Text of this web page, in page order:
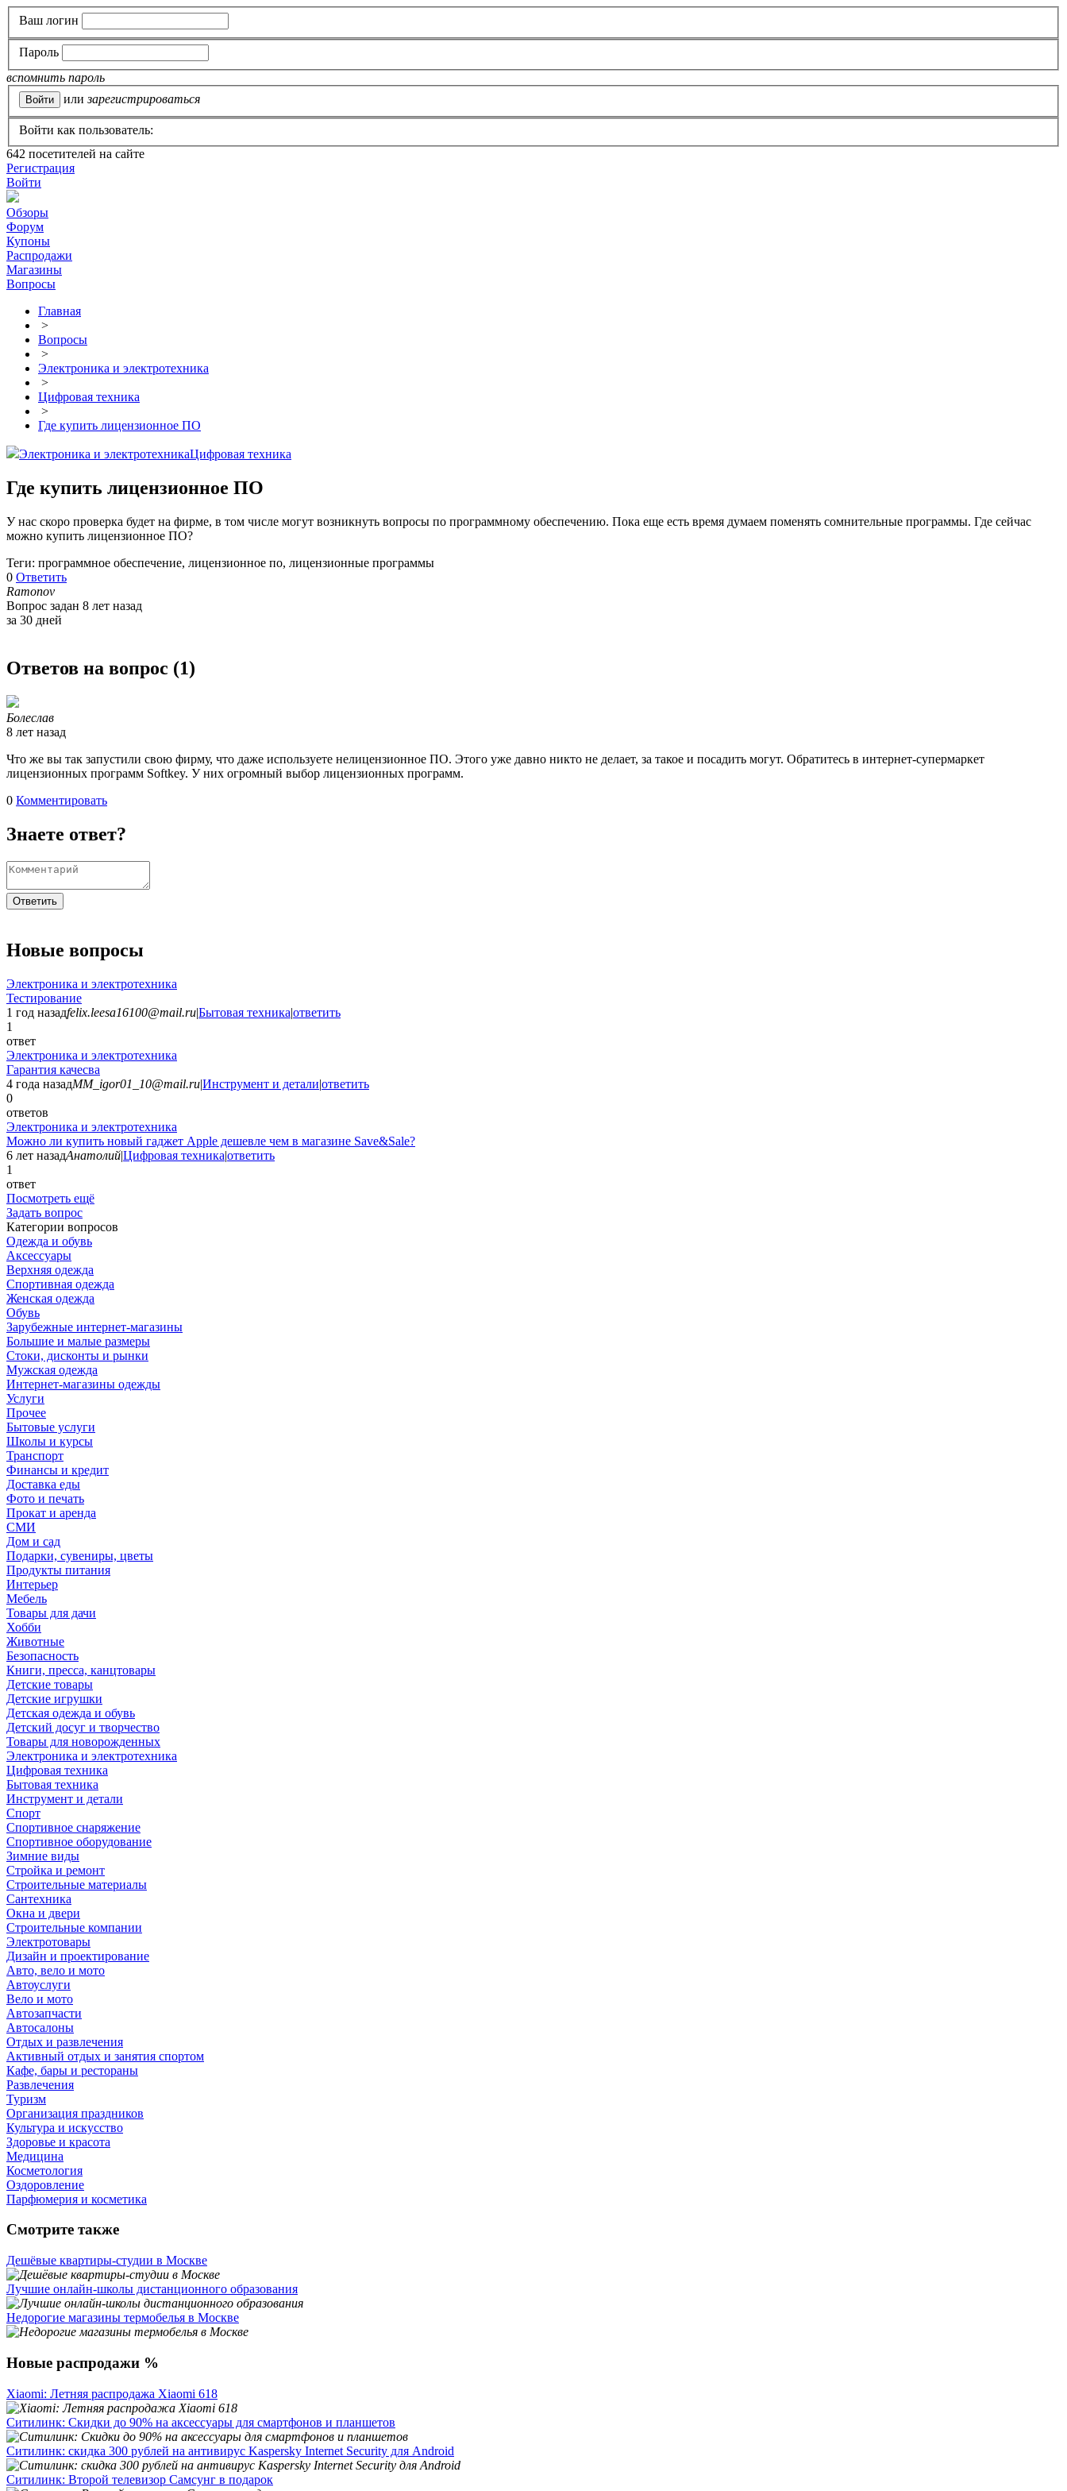
Ваш логин
Пароль
вспомнить пароль
или зарегистрироваться
Войти как пользователь:
642 посетителей на сайте
Регистрация
Войти
Обзоры
Форум
Купоны
Распродажи
Магазины
Вопросы
Главная
>
Вопросы
>
Электроника и электротехника
>
Цифровая техника
>
Где купить лицензионное ПО
Электроника и электротехникаЦифровая техника
Где купить лицензионное ПО
У нас скоро проверка будет на фирме, в том числе могут возникнуть вопросы по программному обеспечению. Пока еще есть время думаем поменять сомнительные программы. Где сейчас
можно купить лицензионное ПО?
Теги: программное обеспечение, лицензионное по, лицензионные программы
0 Ответить
Ramonov
Вопрос задан 8 лет назад
за 30 дней
Ответов на вопрос (1)
Болеслав
8 лет назад
Что же вы так запустили свою фирму, что даже используете нелицензионное ПО. Этого уже давно никто не делает, за такое и посадить могут. Обратитесь в интернет-супермаркет
лицензионных программ Softkey. У них огромный выбор лицензионных программ.
0 Комментировать
Знаете ответ?
Ответить
Новые вопросы
Электроника и электротехника
Тестирование
1 год назадfelix.leesa16100@mail.ru|Бытовая техника|ответить
1
ответ
Электроника и электротехника
Гарантия качесва
4 года назадMM_igor01_10@mail.ru|Инструмент и детали|ответить
0
ответов
Электроника и электротехника
Можно ли купить новый гаджет Apple дешевле чем в магазине Save&Sale?
6 лет назадАнатолий|Цифровая техника|ответить
1
ответ
Посмотреть ещё
Задать вопрос
Категории вопросов
Одежда и обувь
Аксессуары
Верхняя одежда
Спортивная одежда
Женская одежда
Обувь
Зарубежные интернет-магазины
Большие и малые размеры
Стоки, дисконты и рынки
Мужская одежда
Интернет-магазины одежды
Услуги
Прочее
Бытовые услуги
Школы и курсы
Транспорт
Финансы и кредит
Доставка еды
Фото и печать
Прокат и аренда
СМИ
Дом и сад
Подарки, сувениры, цветы
Продукты питания
Интерьер
Мебель
Товары для дачи
Хобби
Животные
Безопасность
Книги, пресса, канцтовары
Детские товары
Детские игрушки
Детская одежда и обувь
Детский досуг и творчество
Товары для новорожденных
Электроника и электротехника
Цифровая техника
Бытовая техника
Инструмент и детали
Спорт
Спортивное снаряжение
Спортивное оборудование
Зимние виды
Стройка и ремонт
Строительные материалы
Сантехника
Окна и двери
Строительные компании
Электротовары
Дизайн и проектирование
Авто, вело и мото
Автоуслуги
Вело и мото
Автозапчасти
Автосалоны
Отдых и развлечения
Активный отдых и занятия спортом
Кафе, бары и рестораны
Развлечения
Туризм
Организация праздников
Культура и искусство
Здоровье и красота
Медицина
Косметология
Оздоровление
Парфюмерия и косметика
Смотрите также
Дешёвые квартиры-студии в Москве
Лучшие онлайн-школы дистанционного образования
Недорогие магазины термобелья в Москве
Новые распродажи %
Xiaomi: Летняя распродажа Xiaomi 618
Ситилинк: Скидки до 90% на аксессуары для смартфонов и планшетов
Ситилинк: скидка 300 рублей на антивирус Kaspersky Internet Security для Android
Ситилинк: Второй телевизор Самсунг в подарок